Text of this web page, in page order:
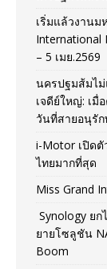
เริ่มแล้วงานม
– 5 เมย.2569
นครปฐมส้มไ
เจดีย์ใหญ่: เมื่
วันที่สายอนุรัก
i-Motor เปิดตั
ไทยมากที่สุด
Miss Grand
Synology ย
ยายโซลูชัน
Boom